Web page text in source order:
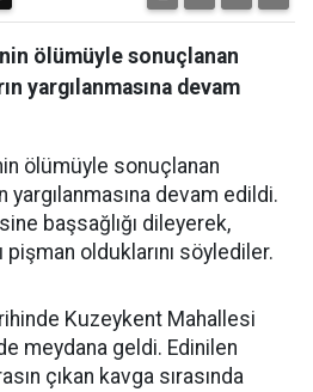
ölümüyle sonuçlanan
yargılanmasına devam
ölümüyle sonuçlanan
yargılanmasına devam edildi.
başsağlığı dileyerek,
pişman olduklarını söylediler.
Kuzeykent Mahallesi
meydana geldi. Edinilen
çıkan kavga sırasında